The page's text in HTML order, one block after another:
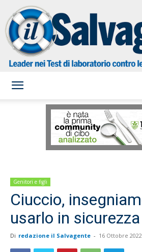
Genitori e figli
Ciuccio,
usarlo in sicurezza
Di redazione il Salvagente - 16 Ottobre 2022